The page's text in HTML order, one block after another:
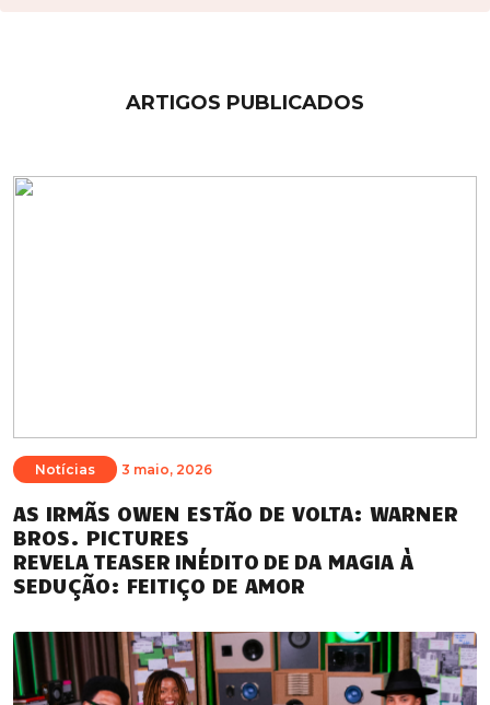
ARTIGOS PUBLICADOS
Notícias 3 maio, 2026
AS IRMÃS OWEN ESTÃO DE VOLTA: WARNER
BROS. PICTURES
REVELA TEASER INÉDITO DE DA MAGIA À
SEDUÇÃO: FEITIÇO DE AMOR